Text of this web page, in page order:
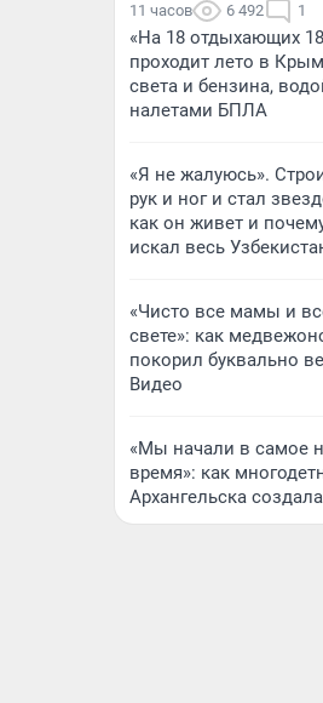
11 часов 6 492 1
«На 18 отдыхающих
проходит лето в
света и бензина,
налетами БПЛА
«Я не жалуюсь».
рук и ног и стал
как он живет и
искал весь
«Чисто все мамы и
свете»: как
покорил буквально
Видео
«Мы начали в самое
время»: как
Архангельска